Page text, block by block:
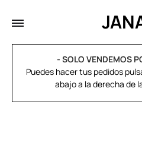
- SOLO VENDEMOS
Puedes hacer tus pedidos
abajo a la derecha de